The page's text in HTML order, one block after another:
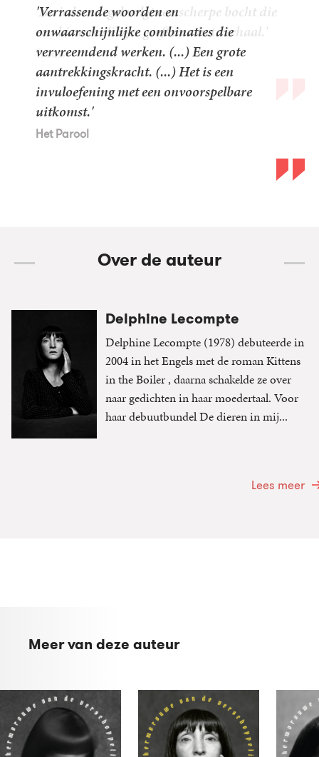
'Verrassende woorden en
onwaarschijnlijke combinaties die
vervreemdend werken. (...) Een grote
aantrekkingskracht. (...) Het is een
invuloefening met een onvoorspelbare
uitkomst.'
Het Parool
Over de auteur
Delphine Lecompte
Delphine Lecompte (1978) debuteerde in
2004 in het Engels met de roman Kittens
in the Boiler , daarna schakelde ze over
naar gedichten in haar moedertaal. Voor
haar debuutbundel De dieren in mij...
Lees meer
Meer van deze auteur